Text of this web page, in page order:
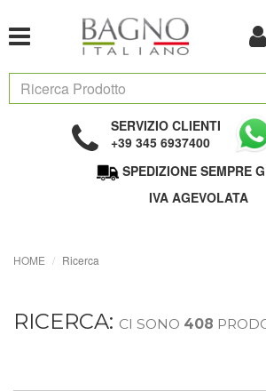
SERVIZIO CLIENTI
+39 345 6937400
SPEDIZIONE SEMPRE
IVA AGEVOLATA
HOME Ricerca
RICERCA: CI SONO 408